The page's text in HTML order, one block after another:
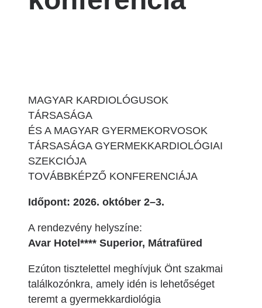
MAGYAR KARDIOLÓGUSOK
TÁRSASÁGA
ÉS A MAGYAR GYERMEKORVOSOK
TÁRSASÁGA GYERMEKKARDIOLÓGIAI
SZEKCIÓJA
TOVÁBBKÉPZŐ KONFERENCIÁJA
Időpont: 2026. október 2–3.
A rendezvény helyszíne:
Avar Hotel**** Superior, Mátrafüred
Ezúton tisztelettel meghívjuk Önt szakmai
találkozónkra, amely idén is lehetőséget
teremt a gyermekkardiológia